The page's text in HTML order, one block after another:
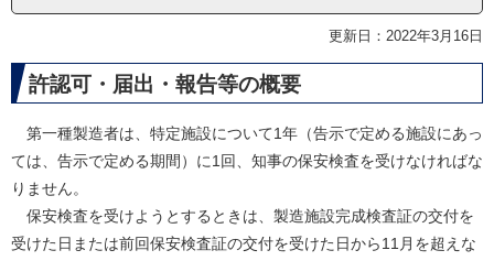
更新日：2022年3月16日
許認可・届出・報告等の概要
第一種製造者は、特定施設について1年（告示で定める施設にあっ
ては、告示で定める期間）に1回、知事の保安検査を受けなければな
りません。
保安検査を受けようとするときは、製造施設完成検査証の交付を
受けた日または前回保安検査証の交付を受けた日から11月を超えな